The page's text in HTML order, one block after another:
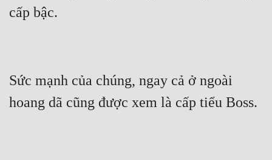
Sức mạnh của chúng, ngay cả ở ngoài